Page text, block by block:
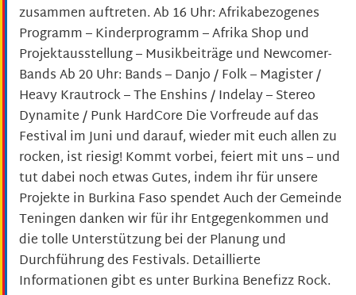
zusammen auftreten. Ab 16 Uhr: Afrikabezogenes
Programm – Kinderprogramm – Afrika Shop und
Projektausstellung – Musikbeiträge und Newcomer-
Bands Ab 20 Uhr: Bands – Danjo / Folk – Magister /
Heavy Krautrock – The Enshins / Indelay – Stereo
Dynamite / Punk HardCore Die Vorfreude auf das
Festival im Juni und darauf, wieder mit euch allen zu
rocken, ist riesig! Kommt vorbei, feiert mit uns – und
tut dabei noch etwas Gutes, indem ihr für unsere
Projekte in Burkina Faso spendet Auch der Gemeinde
Teningen danken wir für ihr Entgegenkommen und
die tolle Unterstützung bei der Planung und
Durchführung des Festivals. Detaillierte
Informationen gibt es unter Burkina Benefizz Rock.